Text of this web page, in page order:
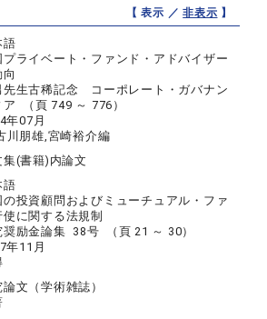
【 表示 ／非表示 】
語
プライベート・ファンド・アドバイザー
先生古稀記念 コーポレート・ガバナン
（頁 749 ～ 776）
年07月
川朋雄,宮崎裕介編
集(書籍)内論文
語
の投資顧問およびミューチュアル・ファ
に関する法規制
奨励金論集 38号 （頁 21 ～ 30）
年11月
文（学術雑誌）